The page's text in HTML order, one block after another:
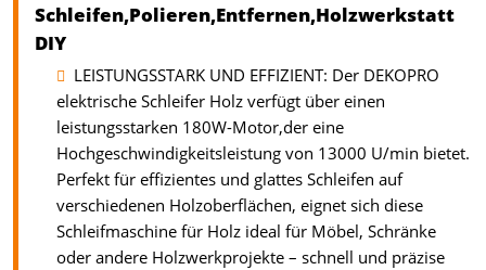
Schleifen,Polieren,Entfernen,Holzwerkstatt
DIY
LEISTUNGSSTARK UND EFFIZIENT: Der DEKOPRO
elektrische Schleifer Holz verfügt über einen
leistungsstarken 180W-Motor,der eine
Hochgeschwindigkeitsleistung von 13000 U/min bietet.
Perfekt für effizientes und glattes Schleifen auf
verschiedenen Holzoberflächen, eignet sich diese
Schleifmaschine für Holz ideal für Möbel, Schränke
oder andere Holzwerkprojekte – schnell und präzise